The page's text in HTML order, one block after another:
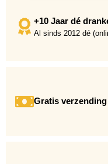
+10 Jaar dé
Al sinds 2012 dé
Gratis verzending